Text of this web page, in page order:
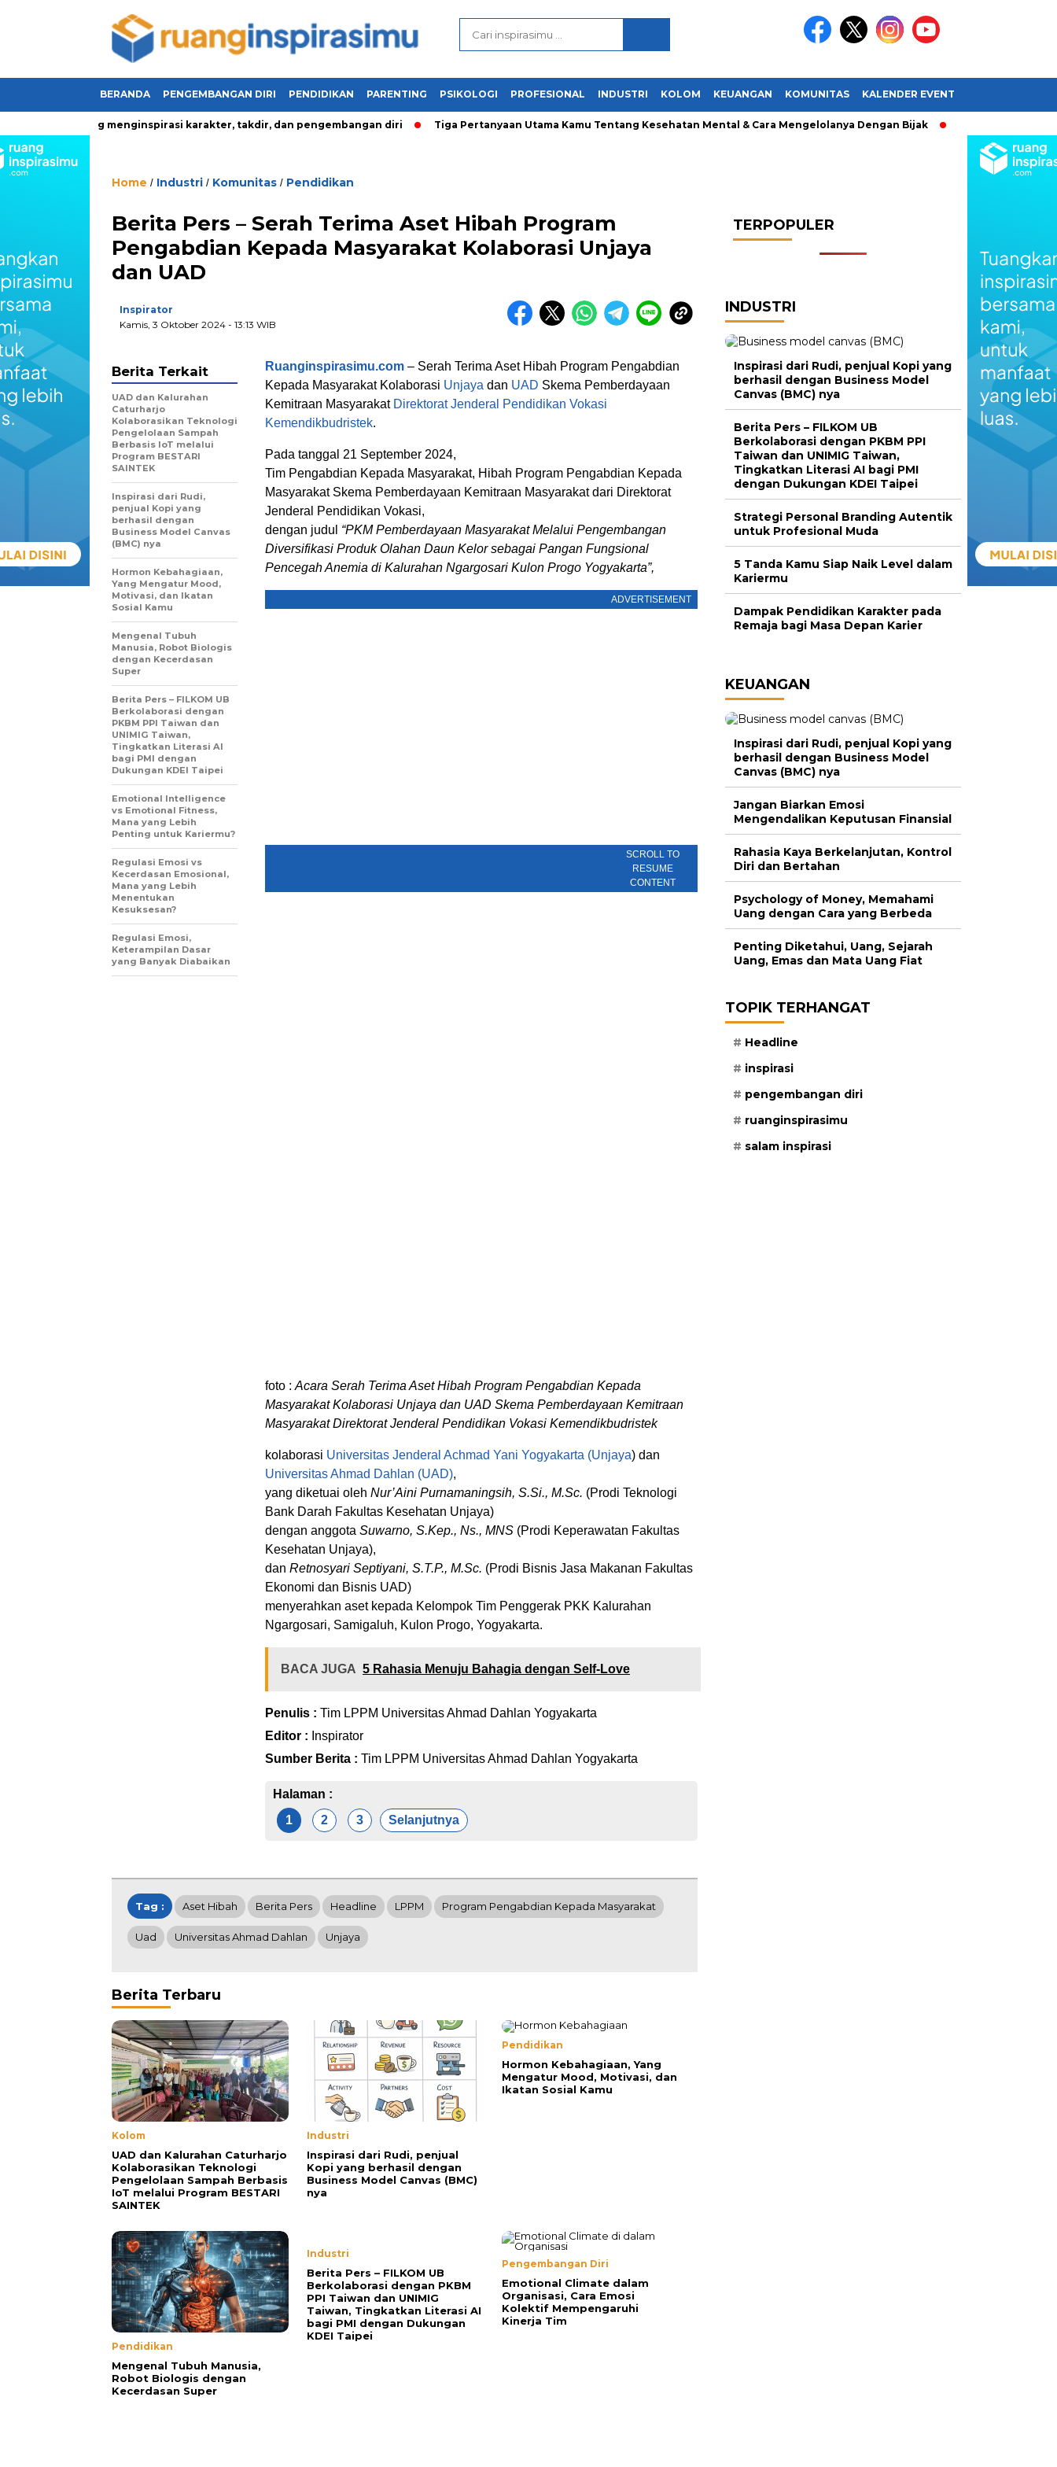
BERANDA PENGEMBANGAN DIRI PENDIDIKAN PARENTING PSIKOLOGI PROFESIONAL INDUSTRI KOLOM KEUANGAN KOMUNITAS KALENDER EVENT
yang menginspirasi karakter, takdir, dan pengembangan diri Tiga Pertanyaan Utama Kamu Tentang Kesehatan Mental & Cara Mengelolanya Dengan Bijak Bagaimana
Home / Industri / Komunitas / Pendidikan
Berita Pers – Serah Terima Aset Hibah Program
Pengabdian Kepada Masyarakat Kolaborasi Unjaya
dan UAD
Inspirator
Kamis, 3 Oktober 2024 - 13:13 WIB
Ruanginspirasimu.com – Serah Terima Aset Hibah Program Pengabdian
Kepada Masyarakat Kolaborasi Unjaya dan UAD Skema Pemberdayaan
Kemitraan Masyarakat Direktorat Jenderal Pendidikan Vokasi
Kemendikbudristek.
Pada tanggal 21 September 2024,
Tim Pengabdian Kepada Masyarakat, Hibah Program Pengabdian Kepada
Masyarakat Skema Pemberdayaan Kemitraan Masyarakat dari Direktorat
Jenderal Pendidikan Vokasi,
dengan judul “PKM Pemberdayaan Masyarakat Melalui Pengembangan
Diversifikasi Produk Olahan Daun Kelor sebagai Pangan Fungsional
Pencegah Anemia di Kalurahan Ngargosari Kulon Progo Yogyakarta”,
ADVERTISEMENT
SCROLL TO
RESUME
CONTENT
foto : Acara Serah Terima Aset Hibah Program Pengabdian Kepada
Masyarakat Kolaborasi Unjaya dan UAD Skema Pemberdayaan Kemitraan
Masyarakat Direktorat Jenderal Pendidikan Vokasi Kemendikbudristek
kolaborasi Universitas Jenderal Achmad Yani Yogyakarta (Unjaya) dan
Universitas Ahmad Dahlan (UAD),
yang diketuai oleh Nur’Aini Purnamaningsih, S.Si., M.Sc. (Prodi Teknologi
Bank Darah Fakultas Kesehatan Unjaya)
dengan anggota Suwarno, S.Kep., Ns., MNS (Prodi Keperawatan Fakultas
Kesehatan Unjaya),
dan Retnosyari Septiyani, S.T.P., M.Sc. (Prodi Bisnis Jasa Makanan Fakultas
Ekonomi dan Bisnis UAD)
menyerahkan aset kepada Kelompok Tim Penggerak PKK Kalurahan
Ngargosari, Samigaluh, Kulon Progo, Yogyakarta.
BACA JUGA 5 Rahasia Menuju Bahagia dengan Self-Love
Penulis : Tim LPPM Universitas Ahmad Dahlan Yogyakarta
Editor : Inspirator
Sumber Berita : Tim LPPM Universitas Ahmad Dahlan Yogyakarta
Halaman :
1
2 3 Selanjutnya
Berita Terkait
UAD dan Kalurahan
Caturharjo
Kolaborasikan Teknologi
Pengelolaan Sampah
Berbasis IoT melalui
Program BESTARI
SAINTEK
Inspirasi dari Rudi,
penjual Kopi yang
berhasil dengan
Business Model Canvas
(BMC) nya
Hormon Kebahagiaan,
Yang Mengatur Mood,
Motivasi, dan Ikatan
Sosial Kamu
Mengenal Tubuh
Manusia, Robot Biologis
dengan Kecerdasan
Super
Berita Pers – FILKOM UB
Berkolaborasi dengan
PKBM PPI Taiwan dan
UNIMIG Taiwan,
Tingkatkan Literasi AI
bagi PMI dengan
Dukungan KDEI Taipei
Emotional Intelligence
vs Emotional Fitness,
Mana yang Lebih
Penting untuk Kariermu?
Regulasi Emosi vs
Kecerdasan Emosional,
Mana yang Lebih
Menentukan
Kesuksesan?
Regulasi Emosi,
Keterampilan Dasar
yang Banyak Diabaikan
Tag : Aset Hibah Berita Pers Headline LPPM Program Pengabdian Kepada Masyarakat
Uad Universitas Ahmad Dahlan Unjaya
Berita Terbaru
Kolom
UAD dan Kalurahan Caturharjo
Kolaborasikan Teknologi
Pengelolaan Sampah Berbasis
IoT melalui Program BESTARI
SAINTEK
Industri
Inspirasi dari Rudi, penjual
Kopi yang berhasil dengan
Business Model Canvas (BMC)
nya
Pendidikan
Hormon Kebahagiaan, Yang
Mengatur Mood, Motivasi, dan
Ikatan Sosial Kamu
Pendidikan
Mengenal Tubuh Manusia,
Robot Biologis dengan
Kecerdasan Super
Industri
Berita Pers – FILKOM UB
Berkolaborasi dengan PKBM
PPI Taiwan dan UNIMIG
Taiwan, Tingkatkan Literasi AI
bagi PMI dengan Dukungan
KDEI Taipei
Pengembangan Diri
Emotional Climate dalam
Organisasi, Cara Emosi
Kolektif Mempengaruhi
Kinerja Tim
TERPOPULER
INDUSTRI
Inspirasi dari Rudi, penjual Kopi yang
berhasil dengan Business Model
Canvas (BMC) nya
Berita Pers – FILKOM UB
Berkolaborasi dengan PKBM PPI
Taiwan dan UNIMIG Taiwan,
Tingkatkan Literasi AI bagi PMI
dengan Dukungan KDEI Taipei
Strategi Personal Branding Autentik
untuk Profesional Muda
5 Tanda Kamu Siap Naik Level dalam
Kariermu
Dampak Pendidikan Karakter pada
Remaja bagi Masa Depan Karier
KEUANGAN
Inspirasi dari Rudi, penjual Kopi yang
berhasil dengan Business Model
Canvas (BMC) nya
Jangan Biarkan Emosi
Mengendalikan Keputusan Finansial
Rahasia Kaya Berkelanjutan, Kontrol
Diri dan Bertahan
Psychology of Money, Memahami
Uang dengan Cara yang Berbeda
Penting Diketahui, Uang, Sejarah
Uang, Emas dan Mata Uang Fiat
TOPIK TERHANGAT
Headline
inspirasi
pengembangan diri
ruanginspirasimu
salam inspirasi